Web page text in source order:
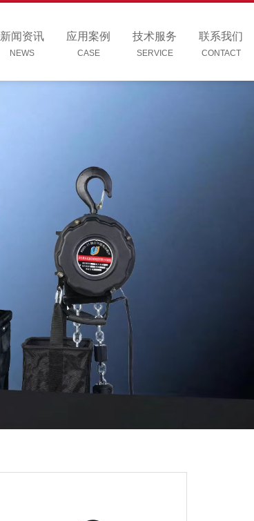
新闻资讯
NEWS
应用案例
CASE
技术服务
SERVICE
联系我们
CONTACT